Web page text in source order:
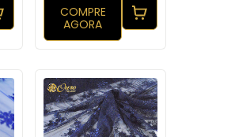
COMPRE
AGORA